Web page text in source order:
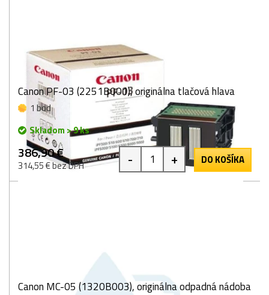
Canon PF-03 (2251B001), originálna tlačová hlava
1 bod
Skladom > 9 ks
386,90 €
314,55 € bez DPH - + DO KOŠÍKA
Canon MC-05 (1320B003), originálna odpadná nádoba